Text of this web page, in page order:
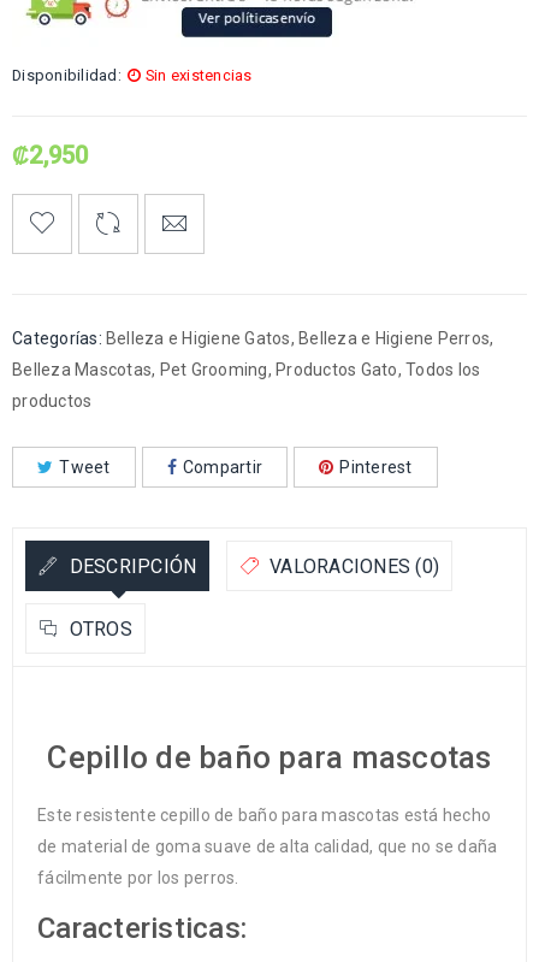
Disponibilidad: Sin existencias
₡2,950
Categorías: Belleza e Higiene Gatos, Belleza e Higiene Perros,
Belleza Mascotas, Pet Grooming, Productos Gato, Todos los
productos
Tweet Compartir Pinterest
DESCRIPCIÓN VALORACIONES (0)
OTROS
Cepillo de baño para mascotas
Este resistente cepillo de baño para mascotas está hecho
de material de goma suave de alta calidad, que no se daña
fácilmente por los perros.
Caracteristicas: